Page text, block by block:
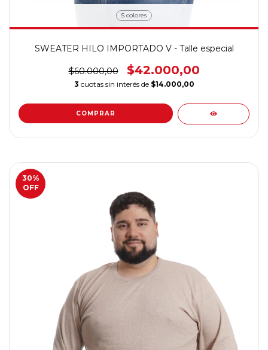
5 colores
SWEATER HILO IMPORTADO V - Talle especial
$60.000,00 $42.000,00
3 cuotas sin interés de $14.000,00
COMPRAR
30%
OFF